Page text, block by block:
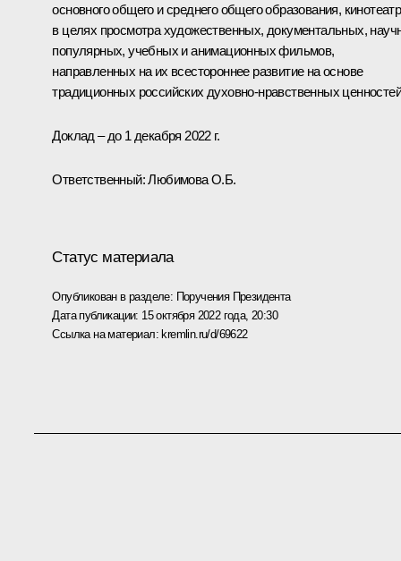
основного общего и среднего общего образования,
в целях просмотра художественных, документальных,
популярных, учебных и анимационных фильмов,
направленных на их всестороннее развитие на основе
традиционных российских духовно-нравственных
Доклад – до 1 декабря 2022 г.
Ответственный: Любимова О.Б.
Статус материала
Опубликован в разделе: Поручения Президента
Дата публикации: 15 октября 2022 года, 20:30
Ссылка на материал: kremlin.ru/d/69622